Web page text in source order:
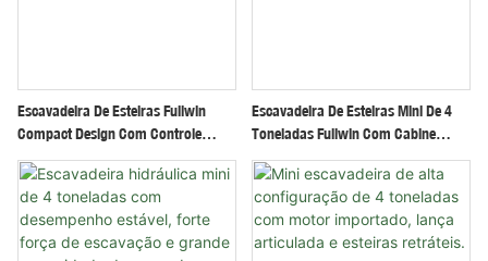
Escavadeira De Esteiras Fullwin
Compact Design Com Controle
Hidráulico E Esteiras De Borracha, 3
Toneladas.
Escavadeira De Esteiras Mini De 4
Toneladas Fullwin Com Cabine
Fechada E Ar Condicionado, Preço
Direto Da Fábrica.